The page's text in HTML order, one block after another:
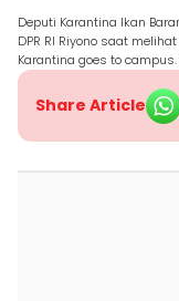
Deputi Karantina Ikan
DPR RI Riyono saat
Karantina goes to
Share Article